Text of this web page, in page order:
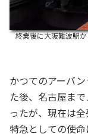
終業後に大阪難波駅
かつてのアーバ
た後、名古屋ま
ったが、現在は
特急としての使